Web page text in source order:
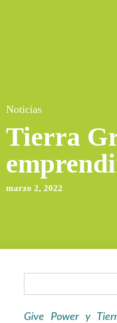
Noticias
Tierra
marzo 2, 2022
Give Power y